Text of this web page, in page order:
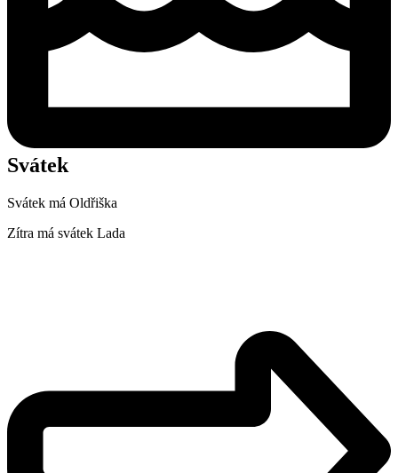
Svátek
Svátek má Oldřiška
Zítra má svátek Lada